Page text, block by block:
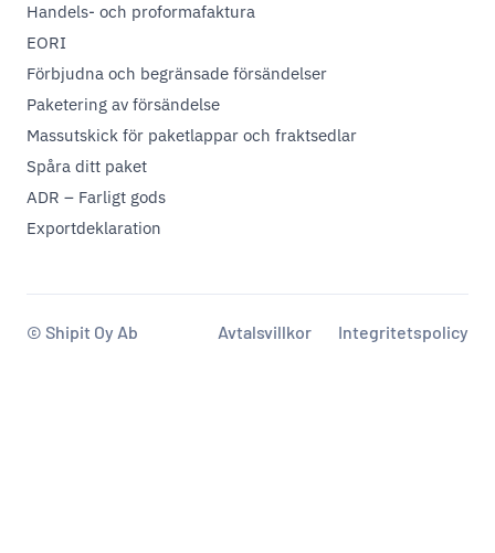
Handels- och proformafaktura
EORI
Förbjudna och begränsade försändelser
Paketering av försändelse
Massutskick för paketlappar och fraktsedlar
Spåra ditt paket
ADR – Farligt gods
Exportdeklaration
© Shipit Oy Ab Avtalsvillkor Integritetspolicy